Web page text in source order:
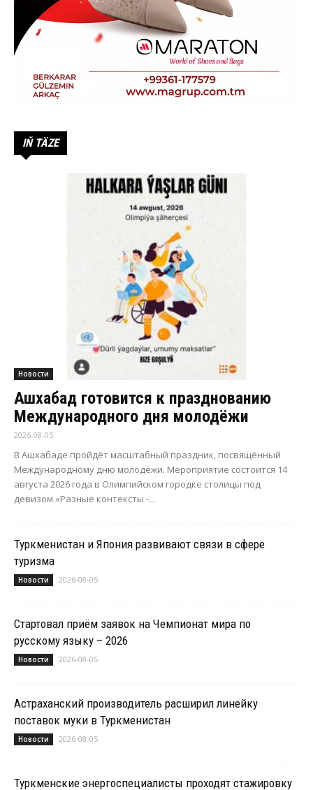
IŇ TÄZE
Новости
Ашхабад готовится к празднованию
Международного дня молодёжи
2026-08-05
В Ашхабаде пройдёт масштабный праздник, посвящённый
Международному дню молодёжи. Мероприятие состоится 14
августа 2026 года в Олимпийском городке столицы под
девизом «Разные контексты -...
Туркменистан и Япония развивают связи в сфере
туризма
Новости 2026-08-05
Стартовал приём заявок на Чемпионат мира по
русскому языку – 2026
Новости 2026-08-05
Астраханский производитель расширил линейку
поставок муки в Туркменистан
Новости 2026-08-05
Туркменские энергоспециалисты проходят стажировку